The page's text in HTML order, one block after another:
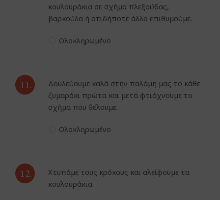
κουλουράκια σε σχήμα πλεξούδας,
βαρκούλα ή οτιδήποτε άλλο επιθυμούμε.
Ολοκληρωμένο
11.
Δουλεύουμε καλά στην παλάμη μας το κάθε
ζυμαράκι πρώτα και μετά φτιάχνουμε το
σχήμα που θέλουμε.
Ολοκληρωμένο
12.
Χτυπάμε τους κρόκους και αλείφουμε τα
κουλουράκια.